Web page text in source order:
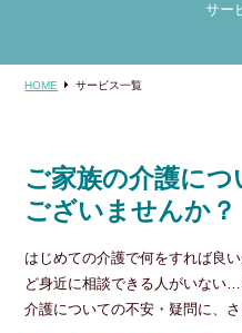
サー
HOME サービス一覧
ご家族の介護に
ございませんか？
はじめての介護で何をすれば良
ど身近に相談できる人がいない…
介護についての不安・疑問に、